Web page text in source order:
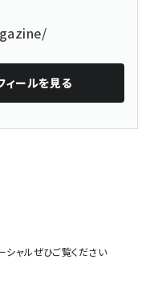
ィールを見る
シャルぜひご覧ください